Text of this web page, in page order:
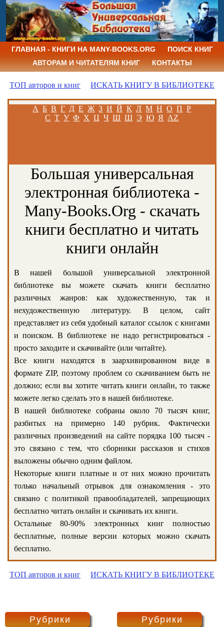
ГЛАВНАЯ - КНИГИ НА MANY-BOOKS.ORG
ПОИСК КНИГ
АВТОРАМ И ЧИТАТЕЛЯМ КНИГ
КОНТАКТЫ
ТОП авторов и книг ИСКАТЬ КНИГУ В БИБЛИОТЕКЕ
А Б В Г Д Е Ж З И Й К Л М Н О П Р
С Т У Ф Х Ц Ч Ш Щ Э Ю Я AZ
Большая универсальная
электронная библиотека -
Many-Books.Org - скачать
книги бесплатно и читать
книги онлайн
В нашей большой универсальной электронной
библиотеке вы можете скачать книги бесплатно
различных жанров: как художественную, так и
нехудожественную литературу. В целом, сайт
представляет из себя удобный каталог ссылок с книгами
и поиском. В библиотеке не надо регистрироваться -
просто заходите и скачивайте (или читайте).
Все книги находятся в заархивированном виде в
формате ZIP, поэтому проблем со скачиванием быть не
должно; если вы хотите читать книги онлайн, то также
можете легко сделать это в нашей библиотеке.
В нашей библиотеке собраны около 70 тысяч книг,
разбитых на примерно 140 рубрик. Фактически
различных произведений на сайте порядка 100 тысяч -
это связано с тем, что сборники рассказов и стихов
выложены обычно одним файлом.
Некоторые книги платные и от них можно прочитать
только начальный отрывок для ознакомления - это
связано с политикой правообладателей, запрещающих
бесплатно читать онлайн и скачивать их книги.
Остальные 80-90% электронных книг полностью
бесплатные, полные версии которых можно скачать
бесплатно.
ТОП авторов и книг ИСКАТЬ КНИГУ В БИБЛИОТЕКЕ
Рубрики Рубрики